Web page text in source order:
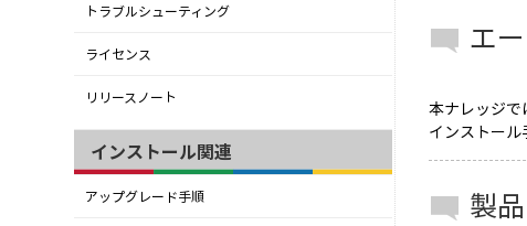
トラブルシューティング
ライセンス
リリースノート
インストール関連
アップグレード手順
エ
本ナレッジ
インストー
製